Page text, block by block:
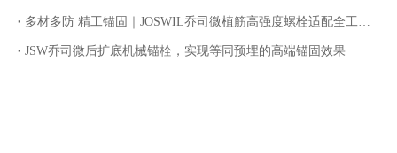
JSW乔司微后扩底机械锚栓，实现等同预埋的高端锚固效果